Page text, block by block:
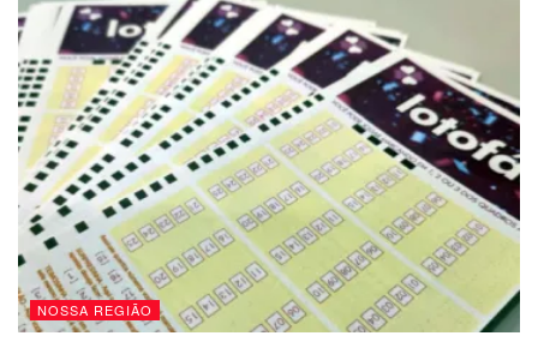
NOSSA REGIÃO